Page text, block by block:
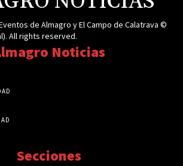
de Almagro y El Campo de Calatrava ©
All rights reserved.
Noticias
Secciones